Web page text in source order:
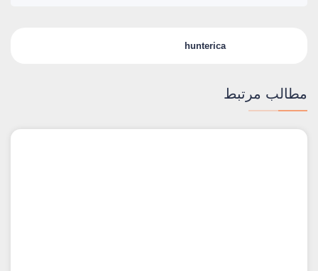
hunterica
مطالب مرتبط